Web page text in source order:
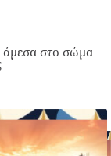
άμεσα στο σώμα